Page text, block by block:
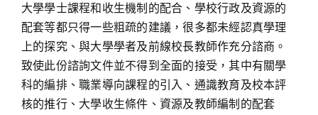
大學學士課程和收生機制的配合、學校行政及資源的
配套等都只得一些粗疏的建議，很多都未經認真學理
上的探究、與大學學者及前線校長教師作充分諮商。
致使此份諮詢文件並不得到全面的接受，其中有關學
科的編排、職業導向課程的引入、通識教育及校本評
核的推行、大學收生條件、資源及教師編制的配套